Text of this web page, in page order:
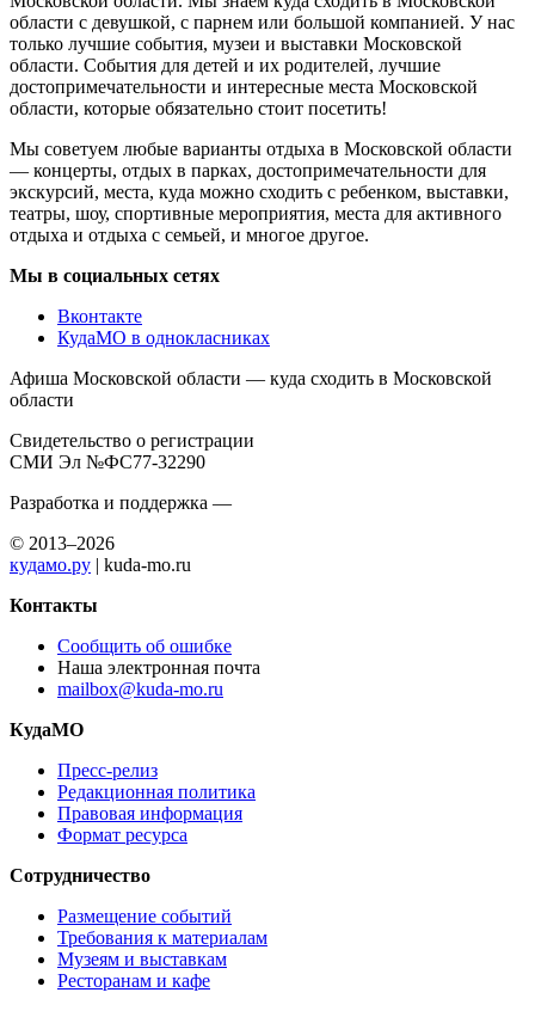
области с девушкой, с парнем или большой компанией. У нас
только лучшие события, музеи и выставки Московской
области. События для детей и их родителей, лучшие
достопримечательности и интересные места Московской
области, которые обязательно стоит посетить!
Мы советуем любые варианты отдыха в Московской области
— концерты, отдых в парках, достопримечательности для
экскурсий, места, куда можно сходить с ребенком, выставки,
театры, шоу, спортивные мероприятия, места для активного
отдыха и отдыха с семьей, и многое другое.
Мы в социальных сетях
Вконтакте
КудаМО в однокласниках
Афиша Московской области — куда сходить в Московской
области
Свидетельство о регистрации
СМИ Эл №ФС77-32290
Разработка и поддержка —
© 2013–2026
кудамо.ру | kuda-mo.ru
Контакты
Сообщить об ошибке
Наша электронная почта
mailbox@kuda-mo.ru
КудаМО
Пресс-релиз
Редакционная политика
Правовая информация
Формат ресурса
Сотрудничество
Размещение событий
Требования к материалам
Музеям и выставкам
Ресторанам и кафе